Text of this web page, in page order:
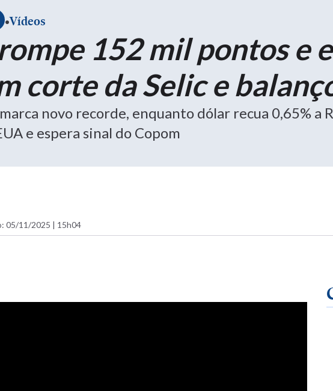
.Vídeos
152 mil pontos e
corte da Selic e
novo recorde, enquanto dólar recua 0,65% a
e espera sinal do Copom
05/11/2025 | 15h04